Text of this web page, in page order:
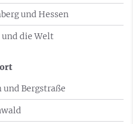
und Hessen
die Welt
und Bergstraße